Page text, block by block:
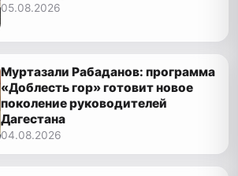
05.08.2026
Муртазали Рабаданов: программа
«Доблесть гор» готовит новое
поколение руководителей
Дагестана
04.08.2026